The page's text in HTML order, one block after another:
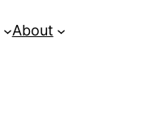
About